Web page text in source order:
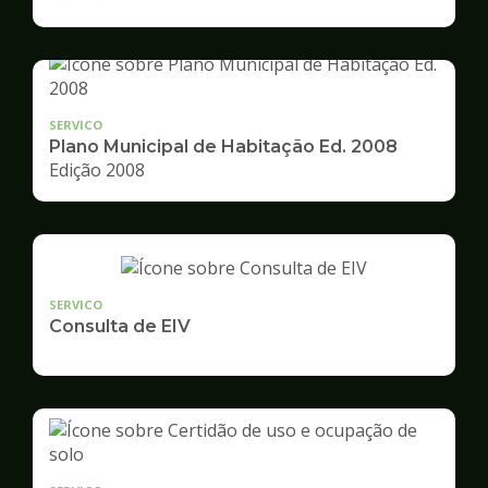
Desenvolvimento
Urbano
SERVICO
Plano Municipal de Habitação Ed. 2008
Edição 2008
SERVICO
Consulta de EIV